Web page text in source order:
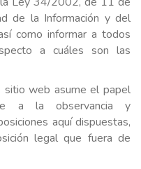
de la Información y del
como informar a todos
a cuáles son las
sitio web asume el papel
a la observancia y
aquí dispuestas,
legal que fuera de